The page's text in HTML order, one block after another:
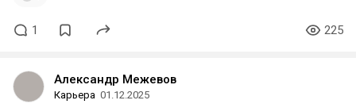
1 225
Александр Межевов
Карьера 01.12.2025